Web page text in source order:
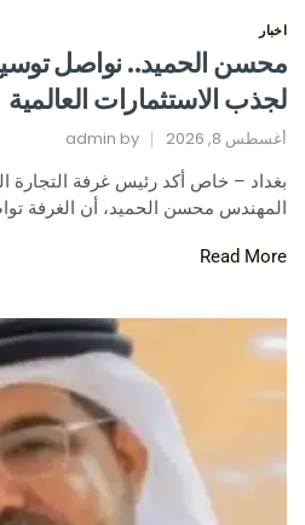
اخبار
محسن الحميد.. نواصل توسيع
لجذب الاستثمارات العالمية
أغسطس 8, 2026 admin
المهندس محسن الحميد، أن الغرفة
Read More